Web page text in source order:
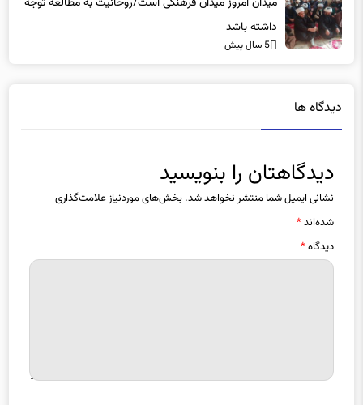
داشته باشد
5 سال پیش
دیدگاه ها
دیدگاهتان را بنویسید
نشانی ایمیل شما منتشر نخواهد شد. بخش‌های موردنیاز علامت‌گذاری
شده‌اند*
دیدگاه*